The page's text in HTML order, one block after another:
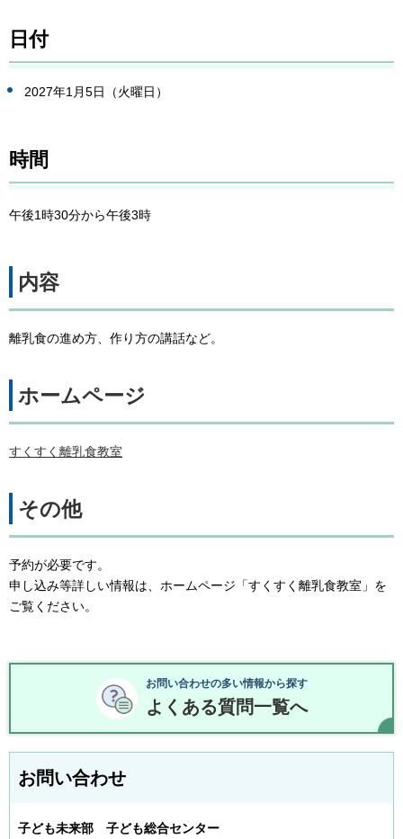
日付
2027年1月5日（火曜日）
時間
午後1時30分から午後3時
内容
離乳食の進め方、作り方の講話など。
ホームページ
すくすく離乳食教室
その他
予約が必要です。
申し込み等詳しい情報は、ホームページ「すくすく離乳食教室」を
ご覧ください。
お問い合わせの多い情報から探す
よくある質問一覧へ
お問い合わせ
子ども未来部 子ども総合センター